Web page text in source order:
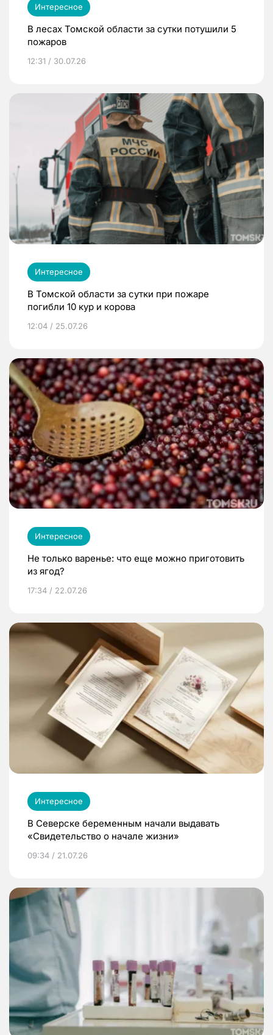
Интересное
В лесах Томской области за сутки потушили 5
пожаров
12:31 / 30.07.26
Интересное
В Томской области за сутки при пожаре
погибли 10 кур и корова
12:04 / 25.07.26
Интересное
Не только варенье: что еще можно приготовить
из ягод?
17:34 / 22.07.26
Интересное
В Северске беременным начали выдавать
«Свидетельство о начале жизни»
09:34 / 21.07.26